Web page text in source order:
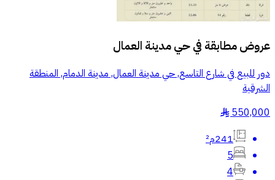
عروض مطابقة فيحي مدينة العمال
دور للبيع في شارع التاسع, حي مدينة العمال, مدينة الدمام, المنطقة
الشرقية
550,000
§
241م²
5
4